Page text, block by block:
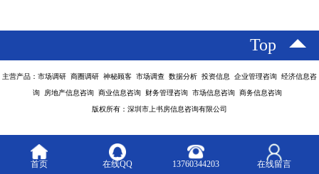
Top
主营产品：市场调研 商圈调研 神秘顾客 市场调查 数据分析 投资信息 企业管理咨询 经济信息咨
询 房地产信息咨询 商业信息咨询 财务管理咨询 市场信息咨询 商务信息咨询
版权所有：深圳市上书房信息咨询有限公司
首页 在线QQ 13760344203 在线留言